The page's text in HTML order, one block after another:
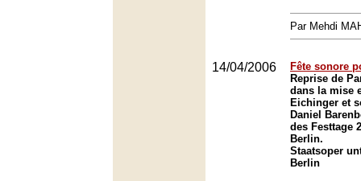
Par Mehdi
14/04/2006
Fête sonore
Reprise de
dans la mise
Eichinger et
Daniel
des Festtage
Berlin.
Staatsoper
Berlin